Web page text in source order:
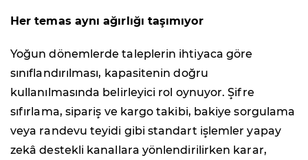
Her temas aynı ağırlığı taşımıyor
Yoğun dönemlerde taleplerin ihtiyaca göre
sınıflandırılması, kapasitenin doğru
kullanılmasında belirleyici rol oynuyor. Şifre
sıfırlama, sipariş ve kargo takibi, bakiye sorgulama
veya randevu teyidi gibi standart işlemler yapay
zekâ destekli kanallara yönlendirilirken karar,